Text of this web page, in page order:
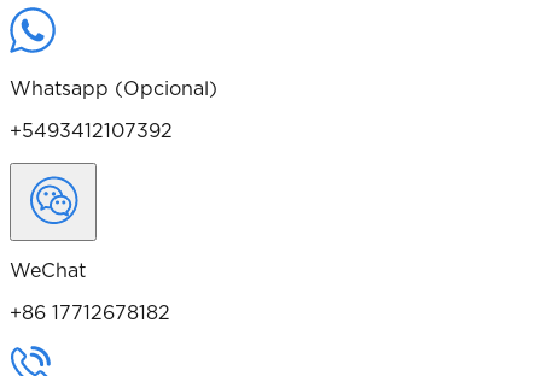
Whatsapp (Opcional)
+5493412107392
WeChat
+86 17712678182